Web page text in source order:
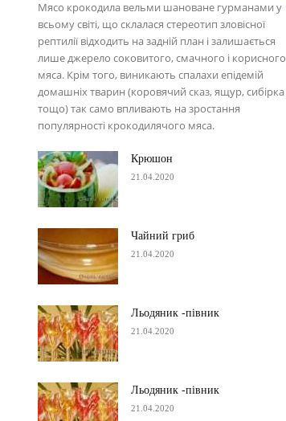
Мясо крокодила вельми шановане гурманами у
всьому світі, що склалася стереотип зловісної
рептилії відходить на задній план і залишається
лише джерело соковитого, смачного і корисного
мяса. Крім того, виникають спалахи епідемій
домашніх тварин (коровячий сказ, ящур, сибірка
тощо) так само впливають на зростання
популярності крокодилячого мяса.
Крюшон
21.04.2020
Чайний гриб
21.04.2020
Льодяник -півник
21.04.2020
Льодяник -півник
21.04.2020